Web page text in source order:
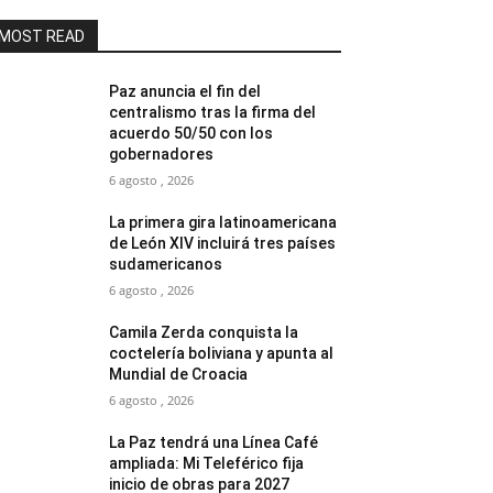
READ
Paz anuncia el fin del
centralismo tras la firma del
acuerdo 50/50 con los
gobernadores
6 agosto , 2026
La primera gira latinoamericana
de León XIV incluirá tres países
sudamericanos
6 agosto , 2026
Camila Zerda conquista la
coctelería boliviana y apunta al
Mundial de Croacia
6 agosto , 2026
La Paz tendrá una Línea Café
ampliada: Mi Teleférico fija
inicio de obras para 2027